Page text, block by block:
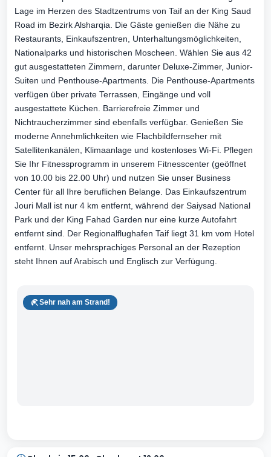
Lage im Herzen des Stadtzentrums von Taif an der King Saud
Road im Bezirk Alsharqia. Die Gäste genießen die Nähe zu
Restaurants, Einkaufszentren, Unterhaltungsmöglichkeiten,
Nationalparks und historischen Moscheen. Wählen Sie aus 42
gut ausgestatteten Zimmern, darunter Deluxe-Zimmer, Junior-
Suiten und Penthouse-Apartments. Die Penthouse-Apartments
verfügen über private Terrassen, Eingänge und voll
ausgestattete Küchen. Barrierefreie Zimmer und
Nichtraucherzimmer sind ebenfalls verfügbar. Genießen Sie
moderne Annehmlichkeiten wie Flachbildfernseher mit
Satellitenkanälen, Klimaanlage und kostenloses Wi-Fi. Pflegen
Sie Ihr Fitnessprogramm in unserem Fitnesscenter (geöffnet
von 10.00 bis 22.00 Uhr) und nutzen Sie unser Business
Center für all Ihre beruflichen Belange. Das Einkaufszentrum
Jouri Mall ist nur 4 km entfernt, während der Saiysad National
Park und der King Fahad Garden nur eine kurze Autofahrt
entfernt sind. Der Regionalflughafen Taif liegt 31 km vom Hotel
entfernt. Unser mehrsprachiges Personal an der Rezeption
steht Ihnen auf Arabisch und Englisch zur Verfügung.
Sehr nah am Strand!